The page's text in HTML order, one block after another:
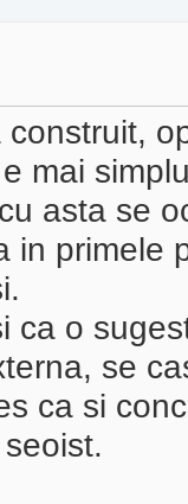
mai
asta se
in primele
ca o
se
ca si